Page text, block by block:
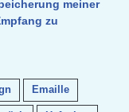
meiner
zu
Emaille